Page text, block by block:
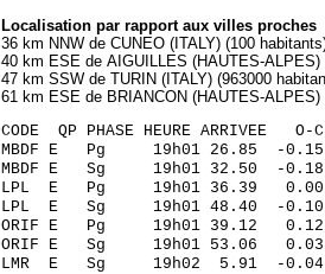
Localisation par rapport aux villes proches
36 km NNW de CUNEO (ITALY) (100
40 km ESE de AIGUILLES (HAUTES-ALPES)
47 km SSW de TURIN (ITALY) (963000
61 km ESE de BRIANCON (HAUTES-ALPES)
CODE QP PHASE HEURE
MBDF E Pg 19h01 26.85 -
MBDF E Sg 19h01 32.50
LPL E Pg 19h01 36.39 0.00
LPL E Sg 19h01 48.40 -
ORIF E Pg 19h01 39.12 0.12
ORIF E Sg 19h01 53.06
LMR E Sg 19h02 5.91 -